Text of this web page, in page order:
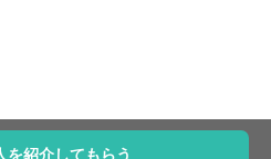
を紹介してもらう